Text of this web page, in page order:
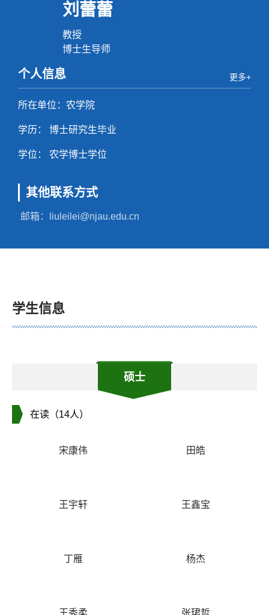
刘蕾蕾
教授
博士生导师
个人信息 更多+
所在单位：农学院
学历： 博士研究生毕业
学位： 农学博士学位
其他联系方式
邮箱： liuleilei@njau.edu.cn
学生信息
硕士
在读（14人）
宋康伟 田皓
王宇轩 王鑫宝
丁雁 杨杰
王秀柔 张珺哲